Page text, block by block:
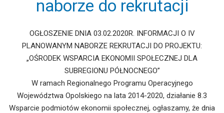
naborze do rekrutacji
OGŁOSZENIE DNIA 03.02.2020R. INFORMACJI O IV
PLANOWANYM NABORZE REKRUTACJI DO PROJEKTU:
„OŚRODEK WSPARCIA EKONOMII SPOŁECZNEJ DLA
SUBREGIONU PÓŁNOCNEGO”
W ramach Regionalnego Programu Operacyjnego
Województwa Opolskiego na lata 2014-2020, działanie 8.3
Wsparcie podmiotów ekonomii społecznej, ogłaszamy, że dnia